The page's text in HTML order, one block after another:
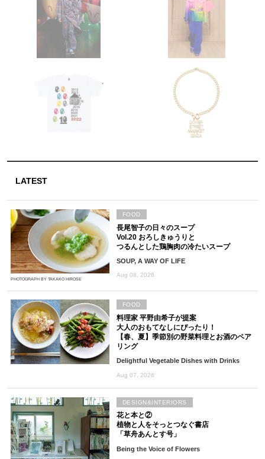
LATEST
PHOTOGRAPH BY TAKAKO HIROSE
長尾智子の日々のスープ
Vol.20 おろしきゅうりと
つるんとした鶏胸肉の冷たいスープ
SOUP, A WAY OF LIFE
Aug 08, 2026
FOOD
料理家 平野由希子が提案
大人のおもてなしにぴったり！
【春、夏】季節別の野菜料理とお酒のペア
リング
Delightful Vegetable Dishes with Drinks
Aug 07, 2026
FOOD
花と本と②
植物と人をそっとつなぐ書店
「草舟あんとす号」
Being the Voice of Flowers
DESIGN&INTERIORS